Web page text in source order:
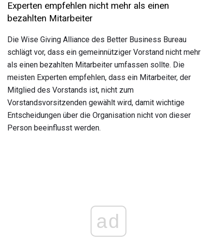
Experten empfehlen nicht mehr als einen
bezahlten Mitarbeiter
Die Wise Giving Alliance des Better Business Bureau
schlägt vor, dass ein gemeinnütziger Vorstand nicht mehr
als einen bezahlten Mitarbeiter umfassen sollte. Die
meisten Experten empfehlen, dass ein Mitarbeiter, der
Mitglied des Vorstands ist, nicht zum
Vorstandsvorsitzenden gewählt wird, damit wichtige
Entscheidungen über die Organisation nicht von dieser
Person beeinflusst werden.
ad